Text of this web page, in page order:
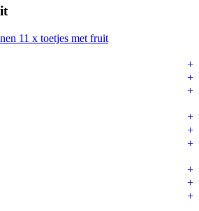
11 x toetjes met fruit
er van. Een heerlijk, rijkgevulde soep